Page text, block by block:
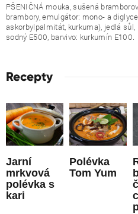
PŠENIČNÁ mouka, sušená
brambory, emulgátor: mono- a
askorbylpalmitát, kurkuma), jedlá
sodný E500, barvivo: kurkumín E100.
Recepty
Jarní
mrkvová
polévka s
kari
Polévka
Tom Yum